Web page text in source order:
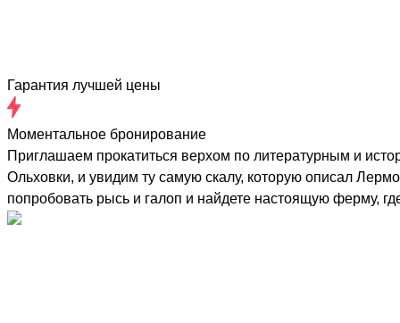
Гарантия лучшей цены
Моментальное бронирование
Приглашаем прокатиться верхом по литературным и
Ольховки, и увидим ту самую скалу, которую описал
попробовать рысь и галоп и найдете настоящую ферму,